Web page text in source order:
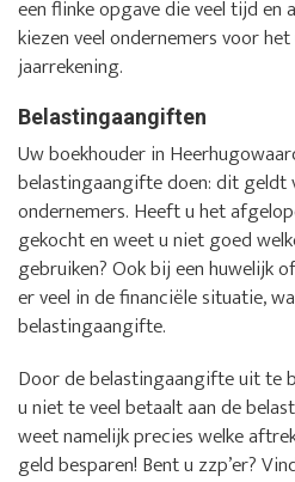
een flinke opgave die veel tijd en
kiezen veel ondernemers voor
jaarrekening.
Belastingaangiften
Uw boekhouder in
belastingaangifte doen: dit geldt
ondernemers. Heeft u het
gekocht en weet u niet goed
gebruiken? Ook bij een huwelijk
er veel in de financiële situatie,
belastingaangifte.
Door de belastingaangifte uit te
u niet te veel betaalt aan de
weet namelijk precies welke
geld besparen! Bent u zzp’er?